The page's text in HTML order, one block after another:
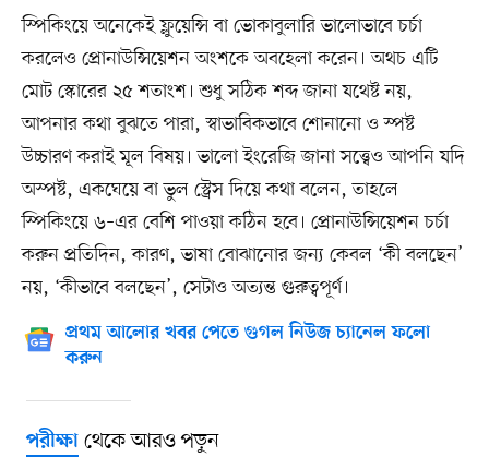
স্পিকিংয়ে অনেকেই ফ্লুয়েন্সি বা ভোকাবুলারি ভালোভাবে চর্চা
করলেও প্রোনাউন্সিয়েশন অংশকে অবহেলা করেন। অথচ এটি
মোট স্কোরের ২৫ শতাংশ। শুধু সঠিক শব্দ জানা যথেষ্ট নয়,
আপনার কথা বুঝতে পারা, স্বাভাবিকভাবে শোনানো ও স্পষ্ট
উচ্চারণ করাই মূল বিষয়। ভালো ইংরেজি জানা সত্ত্বেও আপনি যদি
অস্পষ্ট, একঘেয়ে বা ভুল স্ট্রেস দিয়ে কথা বলেন, তাহলে
স্পিকিংয়ে ৬–এর বেশি পাওয়া কঠিন হবে। প্রোনাউন্সিয়েশন চর্চা
করুন প্রতিদিন, কারণ, ভাষা বোঝানোর জন্য কেবল ‘কী বলছেন’
নয়, ‘কীভাবে বলছেন’, সেটাও অত্যন্ত গুরুত্বপূর্ণ।
প্রথম আলোর খবর পেতে গুগল নিউজ চ্যানেল ফলো
করুন
পরীক্ষাথেকে আরও পড়ুন